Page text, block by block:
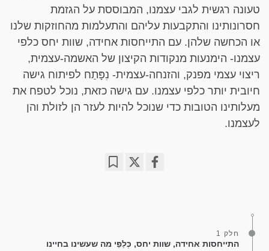
טעונה רגשית לגבי עצמנו, המבוססת על הגזמת
חסרונותינו והתקבעות עליהם והתעלמות מהחוזקות שלנו
או הכחשה שלהן. עם התייחסות אחידה, שוות יחס כלפי
עצמנו- הימנעות מנקודות הקיצון של האשמה-עצמית,
ריצוי עצמי מפנק, והזנחה-עצמית- נִפָּתַח לפיתוח גישה
חיובית יותר כלפי עצמנו. עם גישה כזאת, נוכל לטפח את
מעלותינו הטובות כדי שנוכל להיות לעזר הן לזולת והן
לעצמנו.
חלק 1
התייחסות אחידה, שוות יחס, כְּלַפֵּי מה שעשינו בחיינו